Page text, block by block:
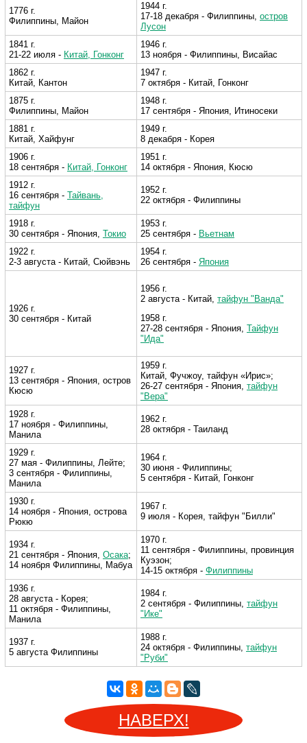
1776 г.
Филиппины, Майон
1944 г.
17-18 декабря - Филиппины, остров
Лусон
1841 г.
21-22 июля - Китай, Гонконг
1946 г.
13 ноября - Филиппины, Висайас
1862 г.
Китай, Кантон
1947 г.
7 октября - Китай, Гонконг
1875 г.
Филиппины, Майон
1948 г.
17 сентября - Япония, Итиносеки
1881 г.
Китай, Хайфунг
1949 г.
8 декабря - Корея
1906 г.
18 сентября - Китай, Гонконг
1951 г.
14 октября - Япония, Кюсю
1912 г.
16 сентября - Тайвань,
тайфун
1952 г.
22 октября - Филиппины
1918 г.
30 сентября - Япония, Токио
1953 г.
25 сентября - Вьетнам
1922 г.
2-3 августа - Китай, Сюйвэнь
1954 г.
26 сентября - Япония
1926 г.
30 сентября - Китай
1956 г.
2 августа - Китай, тайфун "Ванда"
1958 г.
27-28 сентября - Япония, Тайфун
"Ида"
1927 г.
13 сентября - Япония, остров
Кюсю
1959 г.
Китай, Фучжоу, тайфун «Ирис»;
26-27 сентября - Япония, тайфун
"Вера"
1928 г.
17 ноября - Филиппины,
Манила
1962 г.
28 октября - Таиланд
1929 г.
27 мая - Филиппины, Лейте;
3 сентября - Филиппины,
Манила
1964 г.
30 июня - Филиппины;
5 сентября - Китай, Гонконг
1930 г.
14 ноября - Япония, острова
Рюкю
1967 г.
9 июля - Корея, тайфун "Билли"
1934 г.
21 сентября - Япония, Осака;
14 ноября Филиппины, Мабуа
1970 г.
11 сентября - Филиппины, провинция
Куэзон;
14-15 октября - Филиппины
1936 г.
28 августа - Корея;
11 октября - Филиппины,
Манила
1984 г.
2 сентября - Филиппины, тайфун
"Ике"
1937 г.
5 августа Филиппины
1988 г.
24 октября - Филиппины, тайфун
"Руби"
НАВЕРХ!